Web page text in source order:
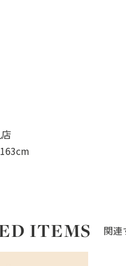
ITEMS 関連